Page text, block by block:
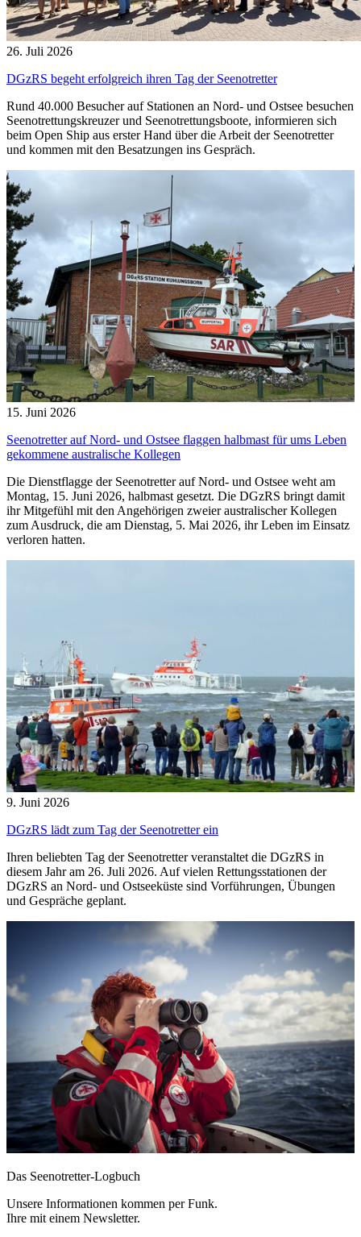
26. Juli 2026
DGzRS begeht erfolgreich ihren Tag der Seenotretter
Rund 40.000 Besucher auf Stationen an Nord- und Ostsee besuchen
Seenotrettungskreuzer und Seenotrettungsboote, informieren sich
beim Open Ship aus erster Hand über die Arbeit der Seenotretter
und kommen mit den Besatzungen ins Gespräch.
15. Juni 2026
Seenotretter auf Nord- und Ostsee flaggen halbmast für ums Leben
gekommene australische Kollegen
Die Dienstflagge der Seenotretter auf Nord- und Ostsee weht am
Montag, 15. Juni 2026, halbmast gesetzt. Die DGzRS bringt damit
ihr Mitgefühl mit den Angehörigen zweier australischer Kollegen
zum Ausdruck, die am Dienstag, 5. Mai 2026, ihr Leben im Einsatz
verloren hatten.
9. Juni 2026
DGzRS lädt zum Tag der Seenotretter ein
Ihren beliebten Tag der Seenotretter veranstaltet die DGzRS in
diesem Jahr am 26. Juli 2026. Auf vielen Rettungsstationen der
DGzRS an Nord- und Ostseeküste sind Vorführungen, Übungen
und Gespräche geplant.
Das Seenotretter-Logbuch
Unsere Informationen kommen per Funk.
Ihre mit einem Newsletter.